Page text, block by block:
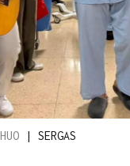
| SERGAS